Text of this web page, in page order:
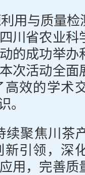
用与质量
川省农业科
的成功举办
次活动全面
效的学术
。
续聚焦川茶
引领，深
用，完善质